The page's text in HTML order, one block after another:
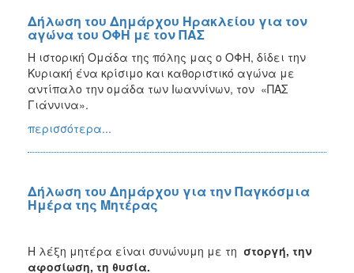
Δήλωση του Δημάρχου Ηρακλείου για τον
αγώνα του ΟΦΗ με τον ΠΑΣ
Η ιστορική Ομάδα της πόλης μας ο ΟΦΗ, δίδει την
Κυριακή ένα κρίσιμο και καθοριστικό αγώνα με
αντίπαλο την ομάδα των Ιωαννίνων, τον «ΠΑΣ
Γιάννινα».
περισσότερα...
Δήλωση του Δημάρχου για την Παγκόσμια
Ημέρα της Μητέρας
Η λέξη μητέρα είναι συνώνυμη με τη στοργή, την
αφοσίωση, τη θυσία.